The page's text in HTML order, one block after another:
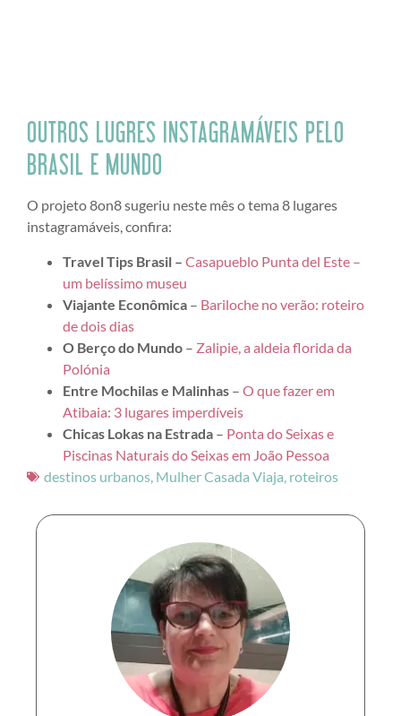
OUTROS LUGRES INSTAGRAMÁVEIS PELO
BRASIL E MUNDO
O projeto 8on8 sugeriu neste mês o tema 8 lugares
instagramáveis, confira:
Travel Tips Brasil – Casapueblo Punta del Este –
um belíssimo museu
Viajante Econômica – Bariloche no verão: roteiro
de dois dias
O Berço do Mundo – Zalipie, a aldeia florida da
Polónia
Entre Mochilas e Malinhas – O que fazer em
Atibaia: 3 lugares imperdíveis
Chicas Lokas na Estrada – Ponta do Seixas e
Piscinas Naturais do Seixas em João Pessoa
destinos urbanos Mulher Casada Viaja roteiros